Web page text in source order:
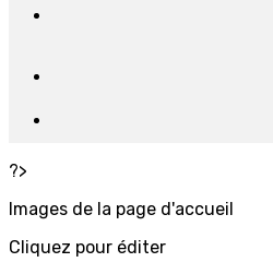
?>
Images de la page d'accueil
Cliquez pour éditer